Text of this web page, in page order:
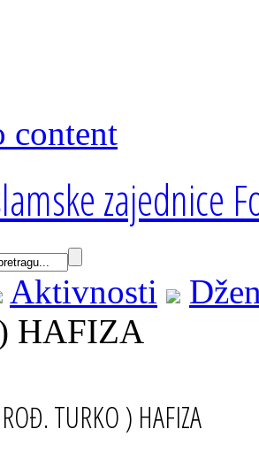
content
zajednice
Aktivnosti
HAFIZA
TURKO ) HAFIZA